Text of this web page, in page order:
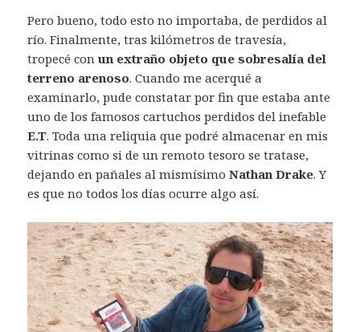
Pero bueno, todo esto no importaba, de perdidos al
río. Finalmente, tras kilómetros de travesía,
tropecé conun extraño objeto que sobresalía del
terreno arenoso. Cuando me acerqué a
examinarlo, pude constatar por fin que estaba ante
uno de los famosos cartuchos perdidos del inefable
E.T. Toda una reliquia que podré almacenar en mis
vitrinas como si de un remoto tesoro se tratase,
dejando en pañales al mismísimoNathan Drake. Y
es que no todos los días ocurre algo así.